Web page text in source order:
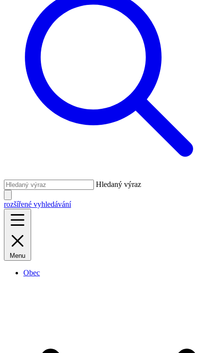
Hledaný výraz
rozšířené vyhledávání
Menu
Obec